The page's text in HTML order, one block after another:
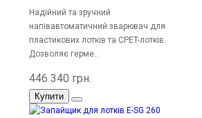
Надійний та зручний
напівавтоматичний зварювач для
пластикових лотків та CPET-лотків.
Дозволяє герме..
446 340 грн.
Купити